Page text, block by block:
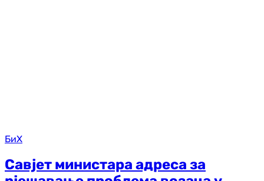
БиХ
Савјет министара адреса за